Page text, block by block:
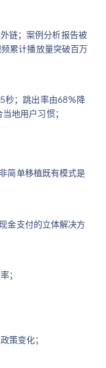
链；案例分析报告被
累计播放量突破百万
秒；跳出率由68%降
地用户习惯；
简单移植既有模式是
金支付的立体解决方
；
策变化；